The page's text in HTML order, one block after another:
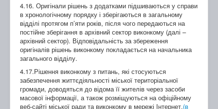
4.16. Оригінали рішень з додатками підшиваються у справи
в хронологічному порядку і зберігаються в загальному
відділі протягом п’яти років, після чого передаються на
постійне зберігання в архівний сектор виконкому (далі –
архівний сектор). Відповідальність за збереження
оригіналів рішень виконкому покладається на начальника
загального відділу.
4.17.Рішення виконкому з питань, які стосуються
забезпечення життєдіяльності міської територіальної
громади, доводяться до відома її жителів через засоби
масової інформації, а також розміщуються на офіційному
веб-сайті міської ради та виконкому в мережі Інтернет.(в